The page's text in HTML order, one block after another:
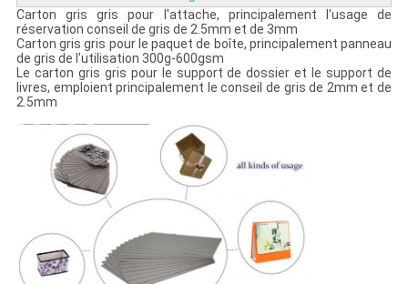
Carton gris gris pour l'attache, principalement l'usage de
réservation conseil de gris de 2.5mm et de 3mm
Carton gris gris pour le paquet de boîte, principalement panneau
de gris de l'utilisation 300g-600gsm
Le carton gris gris pour le support de dossier et le support de
livres, emploient principalement le conseil de gris de 2mm et de
2.5mm